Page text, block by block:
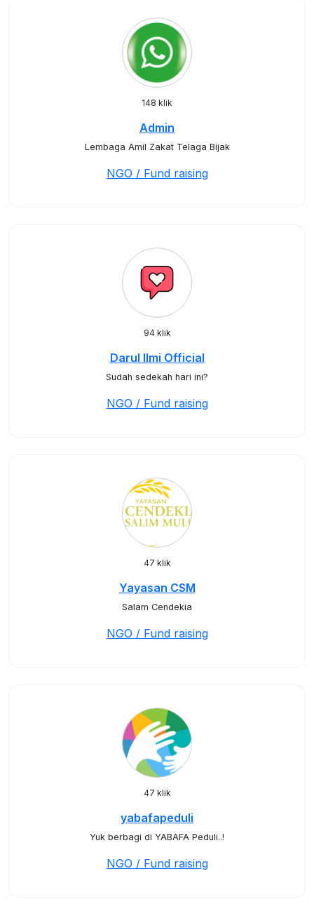
148 klik
Admin
Lembaga Amil Zakat Telaga Bijak
NGO / Fund raising
94 klik
Darul Ilmi Official
Sudah sedekah hari ini?
NGO / Fund raising
47 klik
Yayasan CSM
Salam Cendekia
NGO / Fund raising
47 klik
yabafapeduli
Yuk berbagi di YABAFA Peduli..!
NGO / Fund raising